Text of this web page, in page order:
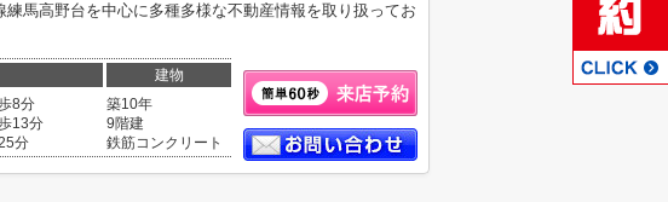
馬高野台を中心に多種多様な不動産情報を取り扱ってお
建物
8分
13分
分
築10年
9階建
鉄筋コンクリート